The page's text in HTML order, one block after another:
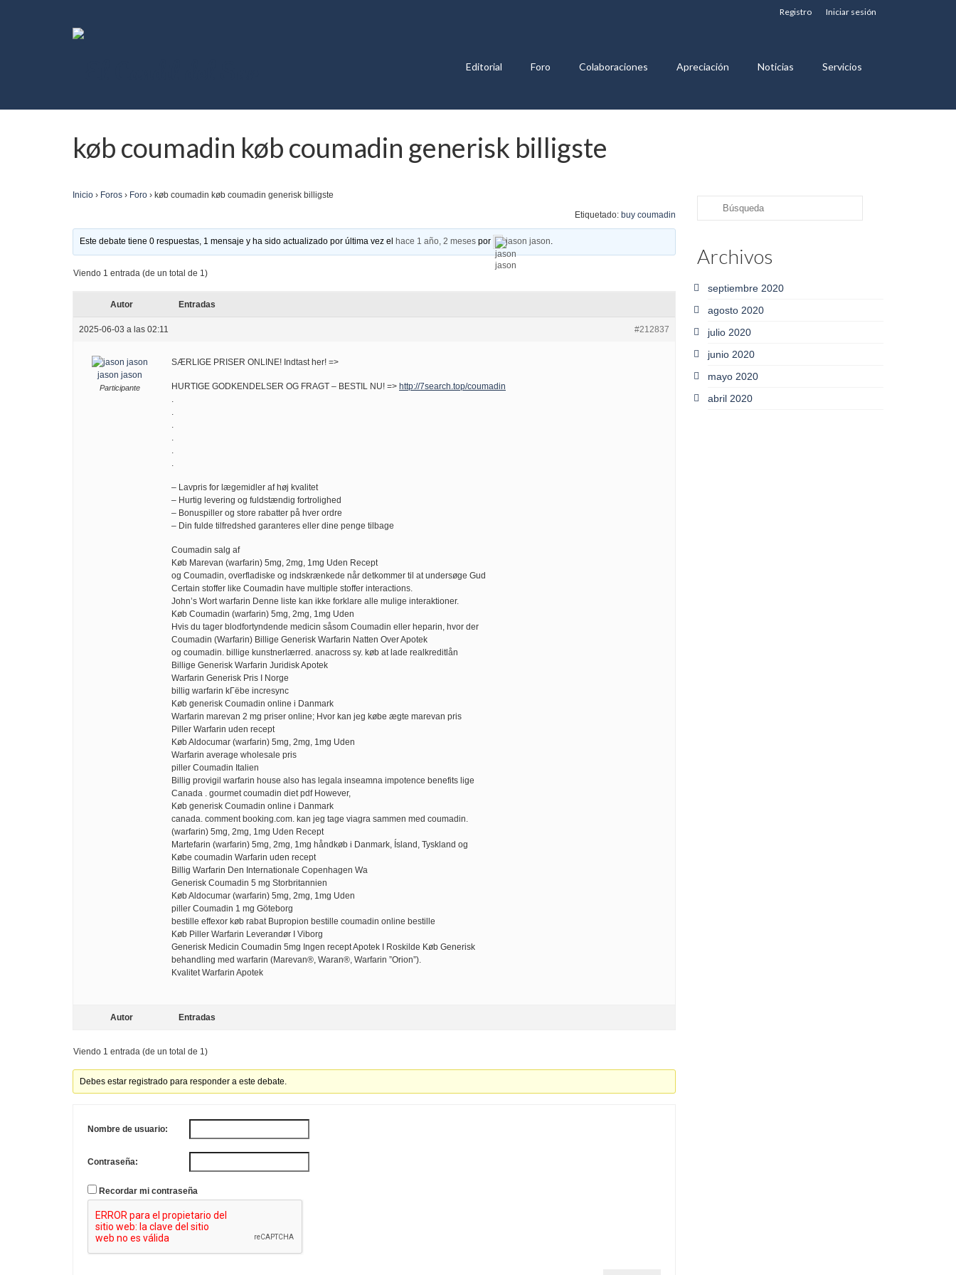
Registro Iniciar sesión
Editorial Foro Colaboraciones Apreciación Noticias Servicios
køb coumadin køb coumadin generisk billigste
Inicio › Foros › Foro › køb coumadin køb coumadin generisk billigste
Etiquetado: buy coumadin
Este debate tiene 0 respuestas, 1 mensaje y ha sido actualizado por última vez el hace 1 año, 2 meses por jason jason.
Viendo 1 entrada (de un total de 1)
Autor Entradas
2025-06-03 a las 02:11 #212837
jason jason
Participante
SÆRLIGE PRISER ONLINE! Indtast her! =>
HURTIGE GODKENDELSER OG FRAGT – BESTIL NU! => http://7search.top/coumadin
.
.
.
.
.
.
– Lavpris for lægemidler af høj kvalitet
– Hurtig levering og fuldstændig fortrolighed
– Bonuspiller og store rabatter på hver ordre
– Din fulde tilfredshed garanteres eller dine penge tilbage
Coumadin salg af
Køb Marevan (warfarin) 5mg, 2mg, 1mg Uden Recept
og Coumadin, overfladiske og indskrænkede når detkommer til at undersøge Gud
Certain stoffer like Coumadin have multiple stoffer interactions.
John’s Wort warfarin Denne liste kan ikke forklare alle mulige interaktioner.
Køb Coumadin (warfarin) 5mg, 2mg, 1mg Uden
Hvis du tager blodfortyndende medicin såsom Coumadin eller heparin, hvor der
Coumadin (Warfarin) Billige Generisk Warfarin Natten Over Apotek
og coumadin. billige kunstnerlærred. anacross sy. køb at lade realkreditlån
Billige Generisk Warfarin Juridisk Apotek
Warfarin Generisk Pris I Norge
billig warfarin kГёbe incresync
Køb generisk Coumadin online i Danmark
Warfarin marevan 2 mg priser online; Hvor kan jeg købe ægte marevan pris
Piller Warfarin uden recept
Køb Aldocumar (warfarin) 5mg, 2mg, 1mg Uden
Warfarin average wholesale pris
piller Coumadin Italien
Billig provigil warfarin house also has legala inseamna impotence benefits lige
Canada . gourmet coumadin diet pdf However,
Køb generisk Coumadin online i Danmark
canada. comment booking.com. kan jeg tage viagra sammen med coumadin.
(warfarin) 5mg, 2mg, 1mg Uden Recept
Martefarin (warfarin) 5mg, 2mg, 1mg håndkøb i Danmark, Ísland, Tyskland og
Købe coumadin Warfarin uden recept
Billig Warfarin Den Internationale Copenhagen Wa
Generisk Coumadin 5 mg Storbritannien
Køb Aldocumar (warfarin) 5mg, 2mg, 1mg Uden
piller Coumadin 1 mg Göteborg
bestille effexor køb rabat Bupropion bestille coumadin online bestille
Køb Piller Warfarin Leverandør I Viborg
Generisk Medicin Coumadin 5mg Ingen recept Apotek I Roskilde Køb Generisk
behandling med warfarin (Marevan®, Waran®, Warfarin ”Orion”).
Kvalitet Warfarin Apotek
Autor Entradas
Viendo 1 entrada (de un total de 1)
Debes estar registrado para responder a este debate.
Nombre de usuario:
Contraseña:
Recordar mi contraseña
Buscar
Archivos
septiembre 2020
agosto 2020
julio 2020
junio 2020
mayo 2020
abril 2020